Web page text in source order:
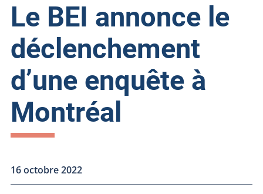
Le BEI annonce le
déclenchement
d’une enquête à
Montréal
16 octobre 2022